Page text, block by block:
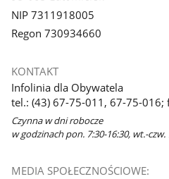
NIP 7311918005
Regon 730934660
KONTAKT
Infolinia dla Obywatela
tel.: (43) 67-75-011, 67-75-016;
Czynna w dni robocze
w godzinach pon. 7:30-16:30, wt.-czw.
MEDIA SPOŁECZNOŚCIOWE: